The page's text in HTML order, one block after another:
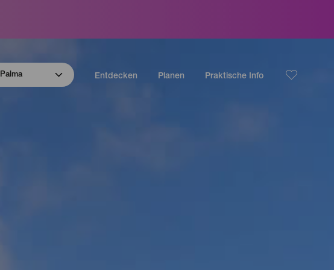
Entdecken Planen Praktische Info